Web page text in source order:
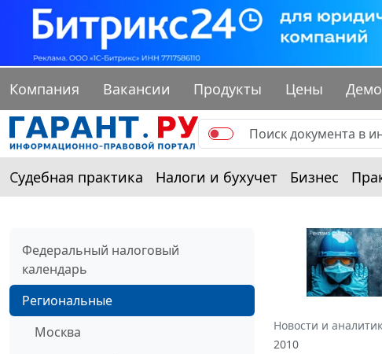
Компания Вакансии Продукты Цены Демо
Судебная практика Налоги и бухучет Бизнес
Федеральный налоговый
календарь
Региональные
Москва
Новости и
2010